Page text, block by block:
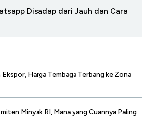
Disadap dari Jauh dan Cara
Harga Tembaga Terbang ke Zona
Minyak RI, Mana yang Cuannya Paling